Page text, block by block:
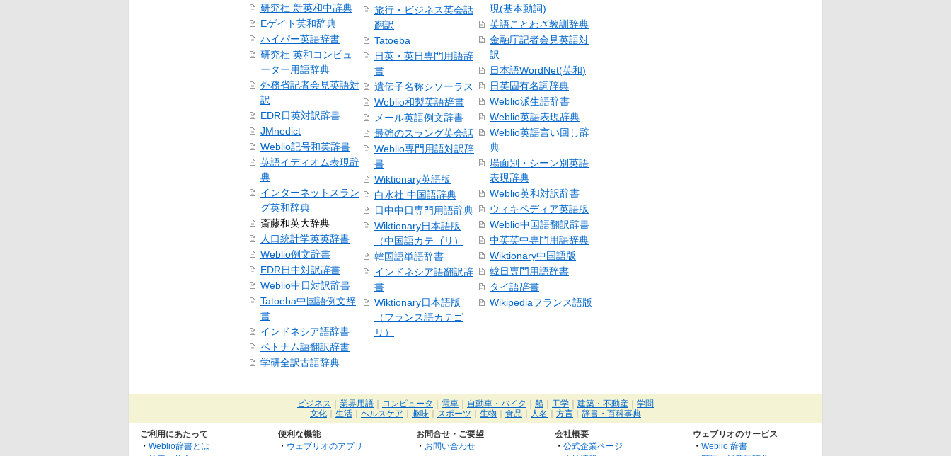
研究社 新英和中辞典
Eゲイト英和辞典
ハイパー英語辞書
研究社 英和コンピュ
ーター用語辞典
外務省記者会見英語対
訳
EDR日英対訳辞書
JMnedict
Weblio記号和英辞書
英語イディオム表現辞
典
インターネットスラン
グ英和辞典
斎藤和英大辞典
人口統計学英英辞書
Weblio例文辞書
EDR日中対訳辞書
Weblio中日対訳辞書
Tatoeba中国語例文辞
書
インドネシア語辞書
ベトナム語翻訳辞書
学研全訳古語辞典
旅行・ビジネス英会話
翻訳
Tatoeba
日英・英日専門用語辞
書
遺伝子名称シソーラス
Weblio和製英語辞書
メール英語例文辞書
最強のスラング英会話
Weblio専門用語対訳辞
書
Wiktionary英語版
白水社 中国語辞典
日中中日専門用語辞典
Wiktionary日本語版
（中国語カテゴリ）
韓国語単語辞書
インドネシア語翻訳辞
書
Wiktionary日本語版
（フランス語カテゴ
リ）
現(基本動詞)
英語ことわざ教訓辞典
金融庁記者会見英語対
訳
日本語WordNet(英和)
日英固有名詞辞典
Weblio派生語辞書
Weblio英語表現辞典
Weblio英語言い回し辞
典
場面別・シーン別英語
表現辞典
Weblio英和対訳辞書
ウィキペディア英語版
Weblio中国語翻訳辞書
中英英中専門用語辞典
Wiktionary中国語版
韓日専門用語辞書
タイ語辞書
Wikipediaフランス語版
ビジネス 業界用語 コンピュータ 電車 自動車・バイク 船 工学 建築・不動産
学問
文化
生活 ヘルスケア 趣味 スポーツ 生物 食品 人名 方言 辞書・百科事典
ご利用にあたって
・ Weblio辞書とは
便利な機能
・ ウェブリオのアプリ
お問合せ・ご要望
・ お問い合わせ
会社概要
・ 公式企業ページ
ウェブリオのサービス
・ Weblio 辞書